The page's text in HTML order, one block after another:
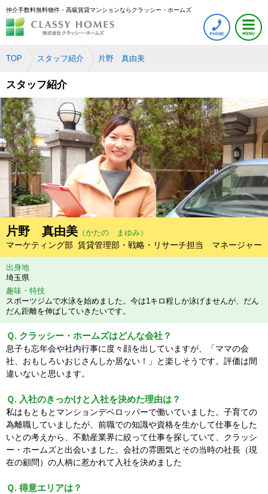
仲介手数料無料物件・高級賃貸マンションならクラッシー・ホームズ
TOP スタッフ紹介 片野 真由美
スタッフ紹介
片野 真由美 （かたの まゆみ）
マーケティング部 賃貸管理部・戦略・リサーチ担当 マネージャー
出身地
埼玉県
趣味・特技
スポーツジムで水泳を始めました。今は1キロ程しか泳げませんが、だん
だん距離を伸ばしていきたいです。
Ｑ. クラッシー・ホームズはどんな会社？
息子も忘年会や社内行事に度々顔を出していますが、「ママの会
社、おもしろいおじさんしか居ない！」と楽しそうです。評価は間
違いないと思います。
Ｑ. 入社のきっかけと入社を決めた理由は？
私はもともとマンションデベロッパーで働いていました。子育ての
為離職していましたが、前職での知識や資格を生かして仕事をした
いとの考えから、不動産業界に絞って仕事を探していて、クラッシ
ー・ホームズと出会いました。会社の雰囲気とその当時の社長（現
在の顧問）の人柄に惹かれて入社を決めました
Ｑ. 得意エリアは？